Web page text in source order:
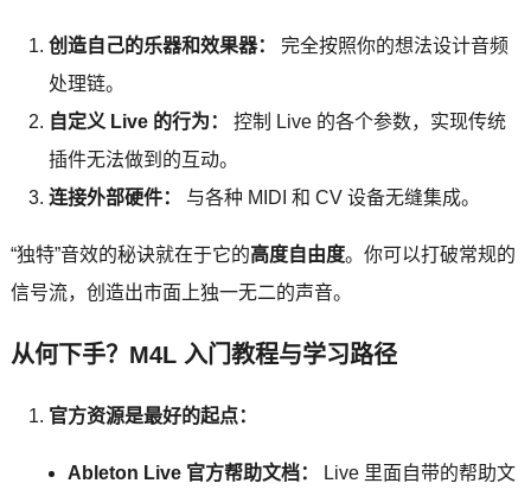
创造自己的乐器和效果器：
完全按照你的想法设计音频
处理链。
自定义 Live 的行为：
控制 Live 的各个参数，实现传统
插件无法做到的互动。
连接外部硬件：
与各种 MIDI 和 CV 设备无缝集成。
“独特”音效的秘诀就在于它的高度自由度。你可以打破常规的
信号流，创造出市面上独一无二的声音。
从何下手？M4L 入门教程与学习路径
官方资源是最好的起点：
Ableton Live 官方帮助文档：
Live 里面自带的帮助文